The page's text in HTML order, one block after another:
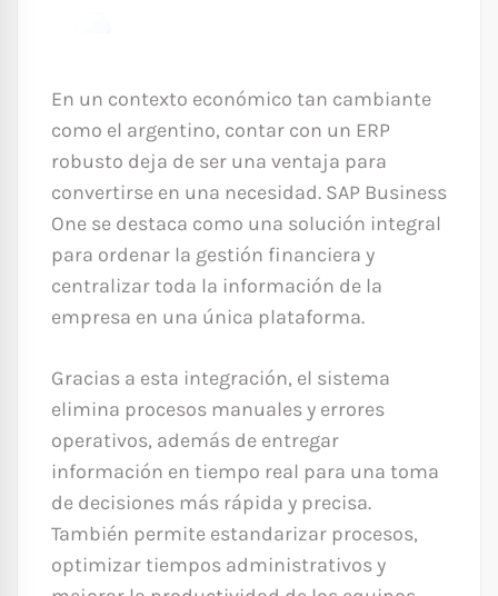
En un contexto económico tan cambiante
como el argentino, contar con un ERP
robusto deja de ser una ventaja para
convertirse en una necesidad. SAP Business
One se destaca como una solución integral
para ordenar la gestión financiera y
centralizar toda la información de la
empresa en una única plataforma.
Gracias a esta integración, el sistema
elimina procesos manuales y errores
operativos, además de entregar
información en tiempo real para una toma
de decisiones más rápida y precisa.
También permite estandarizar procesos,
optimizar tiempos administrativos y